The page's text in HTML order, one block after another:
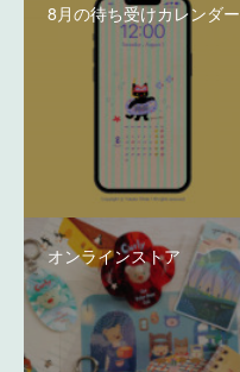
8月の待ち受けカレンダー
オンラインストア